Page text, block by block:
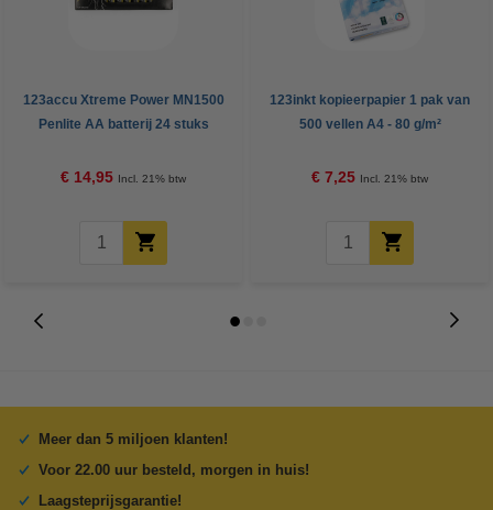
123accu Xtreme Power MN1500
Penlite AA batterij 24 stuks
€ 14,95 Incl. 21% btw
123inkt kopieerpapier 1 pak van
500 vellen A4 - 80 g/m²
€ 7,25 Incl. 21% btw
Meer dan 5 miljoen klanten!
Voor 22.00 uur besteld, morgen in huis!
Laagsteprijsgarantie!